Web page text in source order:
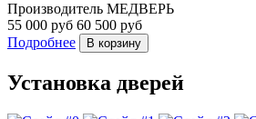
Производитель МЕДВЕРЬ
55 000 руб 60 500 руб
Подробнее
В корзину
Установка дверей